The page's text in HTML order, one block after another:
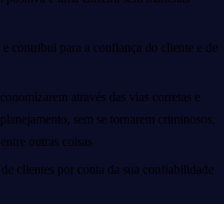
contribui para a confiança do cliente e de
através das vias corretas e
sem se tornarem criminosos,
outras coisas
clientes por conta da sua confiabilidade